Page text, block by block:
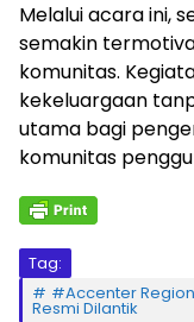
Melalui acara ini,
semakin
komunitas.
kekeluargaan
utama bagi
komunitas
Tag:
#Accenter
Resmi Dilantik